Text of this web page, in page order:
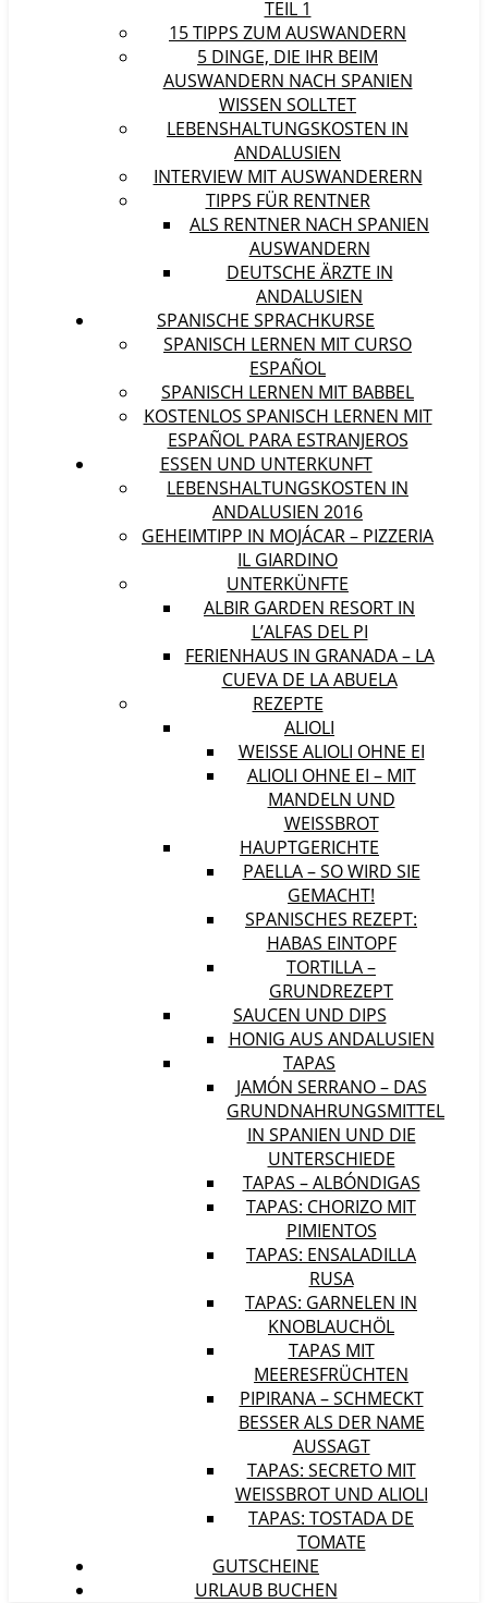
TEIL 1
15 TIPPS ZUM AUSWANDERN
5 DINGE, DIE IHR BEIM
AUSWANDERN NACH SPANIEN
WISSEN SOLLTET
LEBENSHALTUNGSKOSTEN IN
ANDALUSIEN
INTERVIEW MIT AUSWANDERERN
TIPPS FÜR RENTNER
ALS RENTNER NACH SPANIEN
AUSWANDERN
DEUTSCHE ÄRZTE IN
ANDALUSIEN
SPANISCHE SPRACHKURSE
SPANISCH LERNEN MIT CURSO
ESPAÑOL
SPANISCH LERNEN MIT BABBEL
KOSTENLOS SPANISCH LERNEN MIT
ESPAÑOL PARA ESTRANJEROS
ESSEN UND UNTERKUNFT
LEBENSHALTUNGSKOSTEN IN
ANDALUSIEN 2016
GEHEIMTIPP IN MOJÁCAR – PIZZERIA
IL GIARDINO
UNTERKÜNFTE
ALBIR GARDEN RESORT IN
L’ALFAS DEL PI
FERIENHAUS IN GRANADA – LA
CUEVA DE LA ABUELA
REZEPTE
ALIOLI
WEISSE ALIOLI OHNE EI
ALIOLI OHNE EI – MIT
MANDELN UND
WEISSBROT
HAUPTGERICHTE
PAELLA – SO WIRD SIE
GEMACHT!
SPANISCHES REZEPT:
HABAS EINTOPF
TORTILLA –
GRUNDREZEPT
SAUCEN UND DIPS
HONIG AUS ANDALUSIEN
TAPAS
JAMÓN SERRANO – DAS
GRUNDNAHRUNGSMITTEL
IN SPANIEN UND DIE
UNTERSCHIEDE
TAPAS – ALBÓNDIGAS
TAPAS: CHORIZO MIT
PIMIENTOS
TAPAS: ENSALADILLA
RUSA
TAPAS: GARNELEN IN
KNOBLAUCHÖL
TAPAS MIT
MEERESFRÜCHTEN
PIPIRANA – SCHMECKT
BESSER ALS DER NAME
AUSSAGT
TAPAS: SECRETO MIT
WEISSBROT UND ALIOLI
TAPAS: TOSTADA DE
TOMATE
GUTSCHEINE
URLAUB BUCHEN